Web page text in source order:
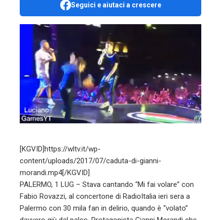
Seguici e aiutaci a crescere
[KGVID]https://wltv.it/wp-
content/uploads/2017/07/caduta-di-gianni-
morandi.mp4[/KGVID]
PALERMO, 1 LUG – Stava cantando “Mi fai volare” con
Fabio Rovazzi, al concertone di RadioItalia ieri sera a
Palermo con 30 mila fan in delirio, quando è “volato”